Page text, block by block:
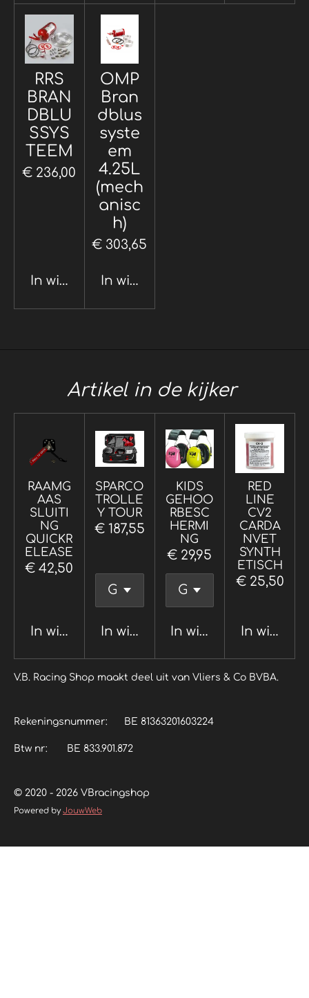
RRS
BRAN
DBLU
SSYS
TEEM
€ 236,00
In winkelwagen
OMP
Bran
dblus
syste
em
4.25L
(mech
anisc
h)
€ 303,65
In winkelwagen
Artikel in de kijker
RAAMG
AAS
SLUITI
NG
QUICKR
ELEASE
€ 42,50
In winkelwagen
SPARCO
TROLLE
Y TOUR
€ 187,55
In winkelwagen
KIDS
GEHOO
RBESC
HERMI
NG
€ 29,95
In winkelwagen
RED
LINE
CV2
CARDA
NVET
SYNTH
ETISCH
€ 25,50
In
V.B. Racing Shop maakt deel uit van Vliers & Co BVBA.
Rekeningsnummer: BE 81363201603224
Btw nr: BE 833.901.872
© 2020 - 2026 VBracingshop
Powered byJouwWeb